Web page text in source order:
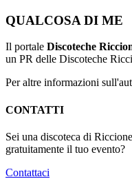
QUALCOSA DI ME
Il portale Discoteche
un PR delle Discoteche
Per altre informazioni
CONTATTI
Sei una discoteca di
gratuitamente il tuo evento?
Contattaci